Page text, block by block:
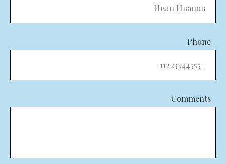
Phone
Comments